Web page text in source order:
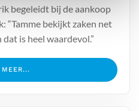
begeleidt bij de aankoop
“Tamme bekijkt zaken net
is heel waardevol.”